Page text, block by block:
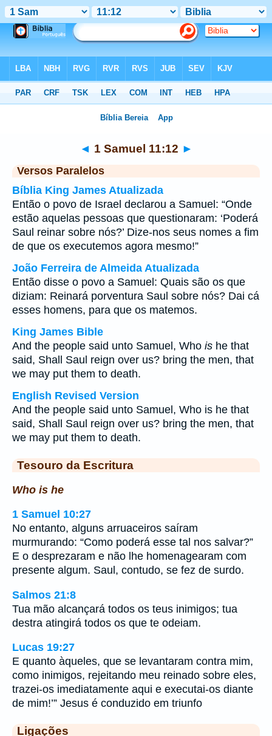
◄ 1 Samuel 11:12 ►
Versos Paralelos
Bíblia King James Atualizada
Então o povo de Israel declarou a Samuel: “Onde
estão aquelas pessoas que questionaram: ‘Poderá
Saul reinar sobre nós?’ Dize-nos seus nomes a fim
de que os executemos agora mesmo!”
João Ferreira de Almeida Atualizada
Então disse o povo a Samuel: Quais são os que
diziam: Reinará porventura Saul sobre nós? Dai cá
esses homens, para que os matemos.
King James Bible
And the people said unto Samuel, Who is he that
said, Shall Saul reign over us? bring the men, that
we may put them to death.
English Revised Version
And the people said unto Samuel, Who is he that
said, Shall Saul reign over us? bring the men, that
we may put them to death.
Tesouro da Escritura
Who is he
1 Samuel 10:27
No entanto, alguns arruaceiros saíram
murmurando: “Como poderá esse tal nos salvar?”
E o desprezaram e não lhe homenagearam com
presente algum. Saul, contudo, se fez de surdo.
Salmos 21:8
Tua mão alcançará todos os teus inimigos; tua
destra atingirá todos os que te odeiam.
Lucas 19:27
E quanto àqueles, que se levantaram contra mim,
como inimigos, rejeitando meu reinado sobre eles,
trazei-os imediatamente aqui e executai-os diante
de mim!’” Jesus é conduzido em triunfo
Ligações